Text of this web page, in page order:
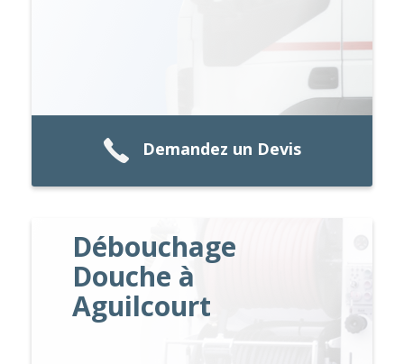
Demandez un Devis
Débouchage
Douche à
Aguilcourt